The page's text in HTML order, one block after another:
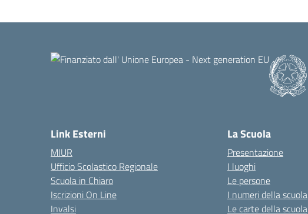
Link Esterni
MIUR
Ufficio Scolastico Regionale
Scuola in Chiaro
Iscrizioni On Line
Invalsi
La Scuola
Presentazione
I luoghi
Le persone
I numeri della scuola
Le carte della scuola